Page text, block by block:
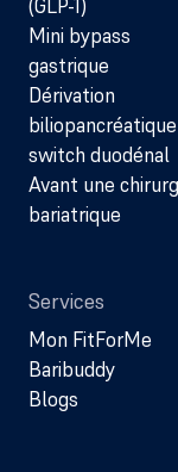
(GLP-1)
Mini bypass
gastrique
Dérivation
switch duodénal
Avant une
bariatrique
Services
Mon FitForMe
Baribuddy
Blogs